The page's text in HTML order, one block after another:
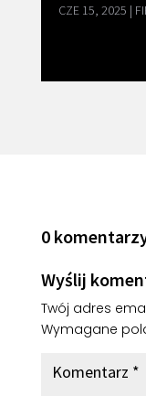
CZE 15, 2025 |
0
Wyślij
Twój adres
Wymagane